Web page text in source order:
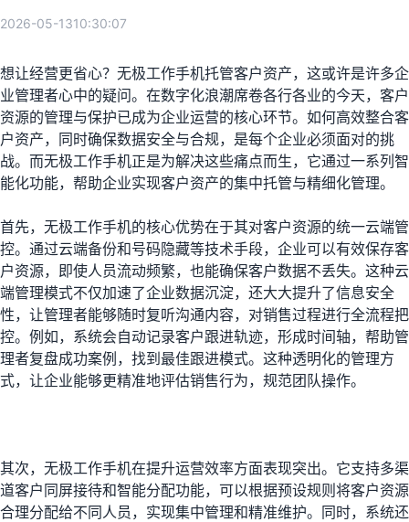
2026-05-1310:30:07
想让经营更省心？无极工作手机托管客户资产，这或许是许多企
业管理者心中的疑问。在数字化浪潮席卷各行各业的今天，客户
资源的管理与保护已成为企业运营的核心环节。如何高效整合客
户资产，同时确保数据安全与合规，是每个企业必须面对的挑
战。而无极工作手机正是为解决这些痛点而生，它通过一系列智
能化功能，帮助企业实现客户资产的集中托管与精细化管理。
首先，无极工作手机的核心优势在于其对客户资源的统一云端管
控。通过云端备份和号码隐藏等技术手段，企业可以有效保存客
户资源，即使人员流动频繁，也能确保客户数据不丢失。这种云
端管理模式不仅加速了企业数据沉淀，还大大提升了信息安全
性，让管理者能够随时复听沟通内容，对销售过程进行全流程把
控。例如，系统会自动记录客户跟进轨迹，形成时间轴，帮助管
理者复盘成功案例，找到最佳跟进模式。这种透明化的管理方
式，让企业能够更精准地评估销售行为，规范团队操作。
其次，无极工作手机在提升运营效率方面表现突出。它支持多渠
道客户同屏接待和智能分配功能，可以根据预设规则将客户资源
合理分配给不同人员，实现集中管理和精准维护。同时，系统还